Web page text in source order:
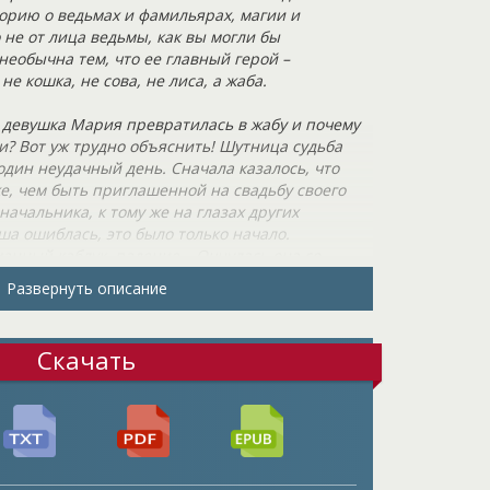
о ведьмах и фамильярах, магии и
от лица ведьмы, как вы могли бы
тем, что ее главный герой –
кошка, не сова, не лиса, а жаба.
Мария превратилась в жабу и почему
Вот уж трудно объяснить! Шутница судьба
неудачный день. Сначала казалось, что
чем быть приглашенной на свадьбу своего
к тому же на глазах других
ошиблась, это было только начало.
Узнала она об этом лишь в ходе разговора
могла понять. Однако стало ясно, что ее душа
станет помощником для ведьмы Элии, то
сила невероятна. Ее красота неоспорима, но
но опасный. А Маша – жаба, у нее
Развернуть описание
Скачать